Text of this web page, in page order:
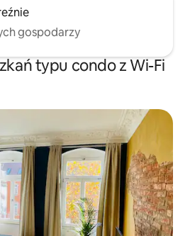
gospodarzy
typu condo z Wi-Fi
Wybór gości